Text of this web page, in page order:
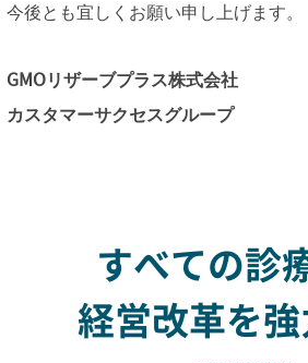
今後とも宜しくお願い申し上げます。
GMOリザーブプラス株式会社
カスタマーサクセスグループ
すべての診
経営改革を